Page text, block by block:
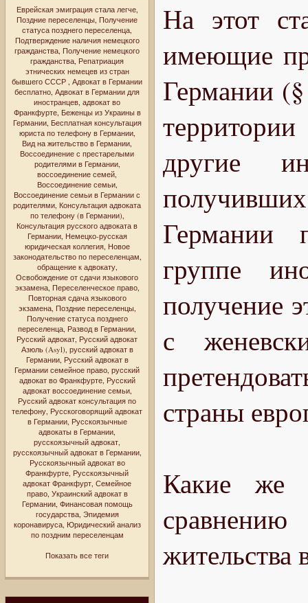
Еврейская эмиграция стала легче,
Поздние переселенцы, Получение
статуса позднего переселенца,
Подтверждение наличия немецкого
гражданства, Получение немецкого
гражданства, Репатриация
этнических немецев из стран
бывшего СССР , Адвокат в Германии
бесплатно, Адвокат в Германии для
иностранцев, адвокат во
Франкфурте, Беженцы из Украины в
Германии, Бесплатная консультация
юриста по телефону в Германии,
Вид на жительство в Германии,
Воссоединение с престарелыми
родителями в Германии,
воссоединение семей,
Воссоединение семьи,
Воссоединение семьи в Германии с
родителями, Консультация адвоката
по телефону (в Германии),
Консультация русского адвоката в
Германии, Немецко-русская
юридическая коллегия, Новое
законодательство по переселенцам,
обращение к адвокату,
Освобождение от сдачи языкового
экзамена, Переселенческое право,
Повторная сдача языкового
экзамена, Поздние переселенцы,
Получение статуса позднего
переселенца, Развод в Германии,
Русский адвокат, Русский адвокат
Азюль (Asyl), русский адвокат в
Германии, Русский адвокат в
Германии семейное право, русский
адвокат во Франкфурте, Русский
адвокат воссоединение семьи,
Русский адвокат консультация по
телефону, Русскоговорящий адвокат
в Германии, Русскоязычные
адвокаты в Германии,
русскоязычный адвокат,
русскоязычный адвокат в Германии,
Русскоязычный адвокат во
Франкфурте, Русскоязычный
адвокат Франкфурт, Семейное
право, Украинский адвокат в
Германии, Финансовая помощь
государства, Эпидемия
коронавируса, Юридический анализ
по поздним переселенцам
Показать все теги
На этот
имеющие
Германии
другие
Германии
группе
получение
с
страны
Какие же
жительства